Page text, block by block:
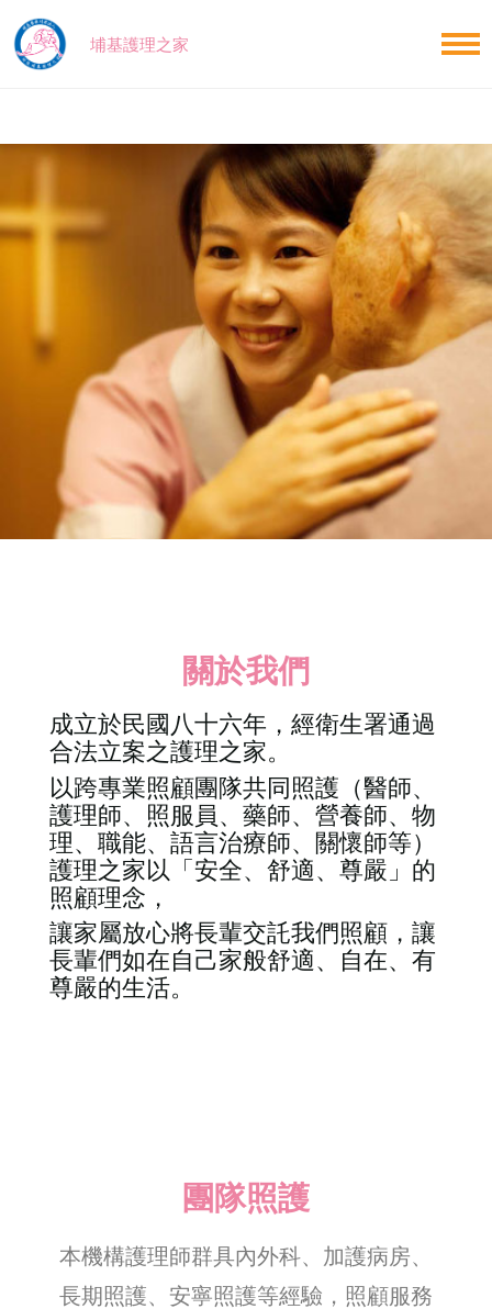
埔基護理之家
關於我們
成立於民國八十六年，經衛生署通過
合法立案之護理之家。
以跨專業照顧團隊共同照護（醫師、
護理師、照服員、藥師、營養師、物
理、職能、語言治療師、關懷師等）
護理之家以「安全、舒適、尊嚴」的
照顧理念，
讓家屬放心將長輩交託我們照顧，讓
長輩們如在自己家般舒適、自在、有
尊嚴的生活。
團隊照護
本機構護理師群具內外科、加護病房、
長期照護、安寧照護等經驗，照顧服務